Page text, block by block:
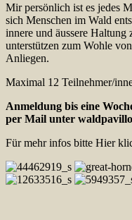
Mir persönlich ist es jedes
sich Menschen im Wald
innere und äussere Haltung
unterstützen zum Wohle
Anliegen.
Maximal 12 Teilnehmer/
Anmeldung bis eine
per Mail unter
Für mehr infos bitte Hier